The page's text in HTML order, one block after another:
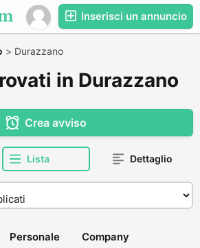
Inserisci un annuncio
> Durazzano
in Durazzano
Crea avviso
Lista Dettaglio
Personale Company